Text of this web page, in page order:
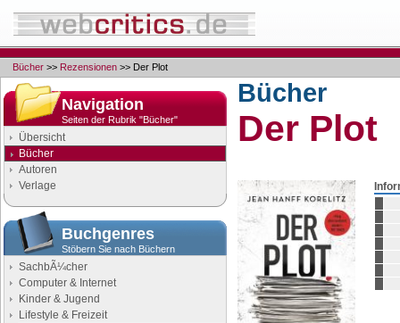
Bücher >> Rezensionen >> Der Plot
Navigation
Seiten der Rubrik "Bücher"
Übersicht
Bücher
Autoren
Verlage
Buchgenres
Stöbern Sie nach Büchern
SachbÃ¼cher
Computer & Internet
Kinder & Jugend
Lifestyle & Freizeit
Bücher
Der Plot